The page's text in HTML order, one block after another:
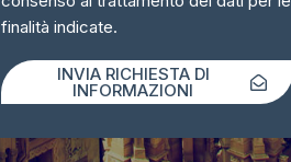
finalità indicate.
INVIA RICHIESTA DI
INFORMAZIONI